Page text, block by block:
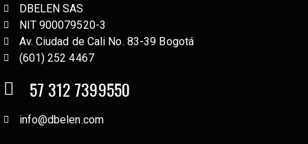
DBELEN SAS
NIT 900079520-3
Av. Ciudad de Cali No. 83-39 Bogotá
(601) 252 4467
57 312 7399550
info@dbelen.com